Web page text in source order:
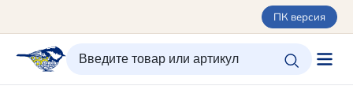
ПК версия
ИЗБРАННОЕ ВХОД/РЕГИСТРАЦИЯ КОРЗИНА